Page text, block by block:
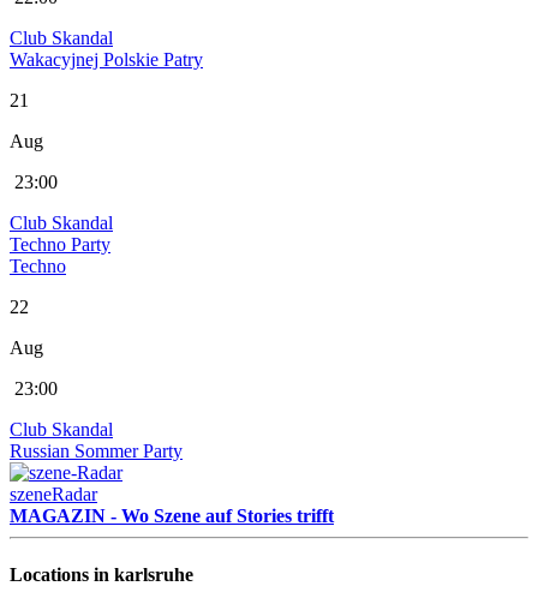
Club Skandal
Wakacyjnej Polskie Patry
21
Aug
23:00
Club Skandal
Techno Party
Techno
22
Aug
23:00
Club Skandal
Russian Sommer Party
szeneRadar
MAGAZIN - Wo Szene auf Stories trifft
Locations in karlsruhe